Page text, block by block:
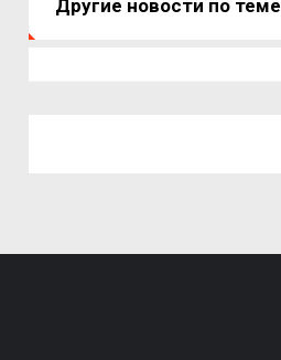
Другие новости по теме